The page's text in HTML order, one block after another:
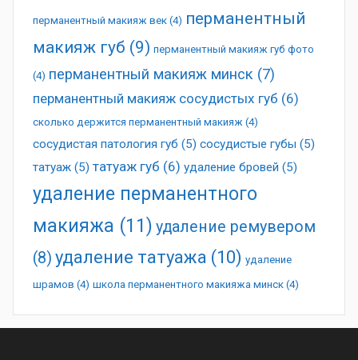
перманентный макияж век (4) перманентный
макияж губ (9) перманентный макияж губ фото
(4) перманентный макияж минск (7)
перманентный макияж сосудистых губ (6)
сколько держится перманентный макияж (4)
сосудистая патология губ (5) сосудистые губы (5)
татуаж (5) татуаж губ (6) удаление бровей (5)
удаление перманентного
макияжа (11) удаление ремувером
(8) удаление татуажа (10) удаление
шрамов (4) школа перманентного макияжа минск (4)